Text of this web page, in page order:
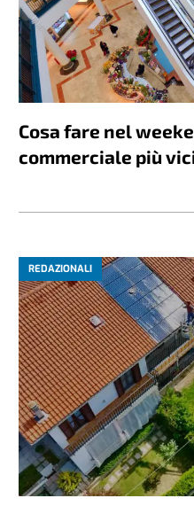
Cosa fare nel
commerciale più
REDAZIONALI